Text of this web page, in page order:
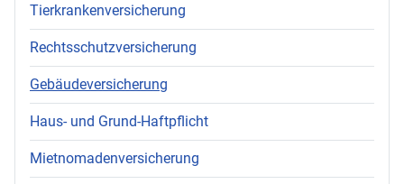
Tierkrankenversicherung
Rechtsschutzversicherung
Gebäudeversicherung
Haus- und Grund-Haftpflicht
Mietnomadenversicherung